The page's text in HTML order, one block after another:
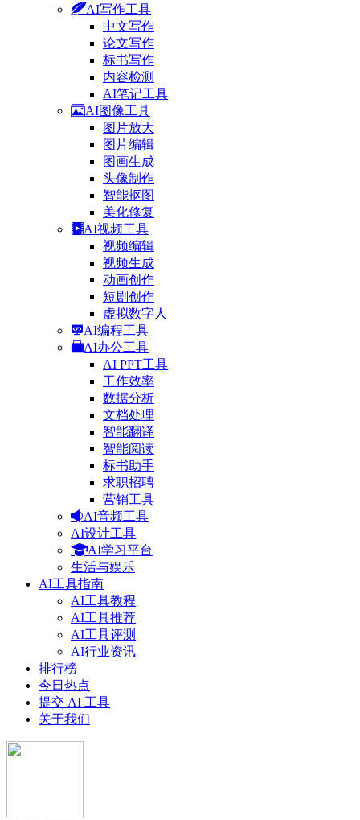
AI写作工具
中文写作
论文写作
标书写作
内容检测
AI笔记工具
AI图像工具
图片放大
图片编辑
图画生成
头像制作
智能抠图
美化修复
AI视频工具
视频编辑
视频生成
动画创作
短剧创作
虚拟数字人
AI编程工具
AI办公工具
AI PPT工具
工作效率
数据分析
文档处理
智能翻译
智能阅读
标书助手
求职招聘
营销工具
AI音频工具
AI设计工具
AI学习平台
生活与娱乐
AI工具指南
AI工具教程
AI工具推荐
AI工具评测
AI行业资讯
排行榜
今日热点
提交 AI 工具
关于我们